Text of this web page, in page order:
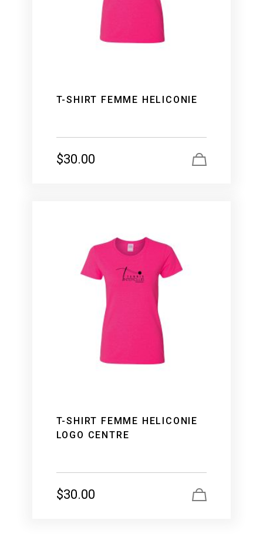
T-SHIRT FEMME HELICONIE
$30.00
T-SHIRT FEMME HELICONIE
LOGO CENTRE
$30.00